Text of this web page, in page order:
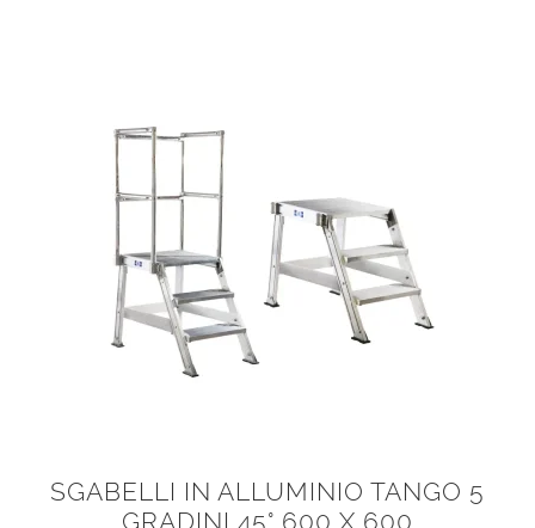
SGABELLI IN ALLUMINIO TANGO 5
GRADINI 45° 600 X 600